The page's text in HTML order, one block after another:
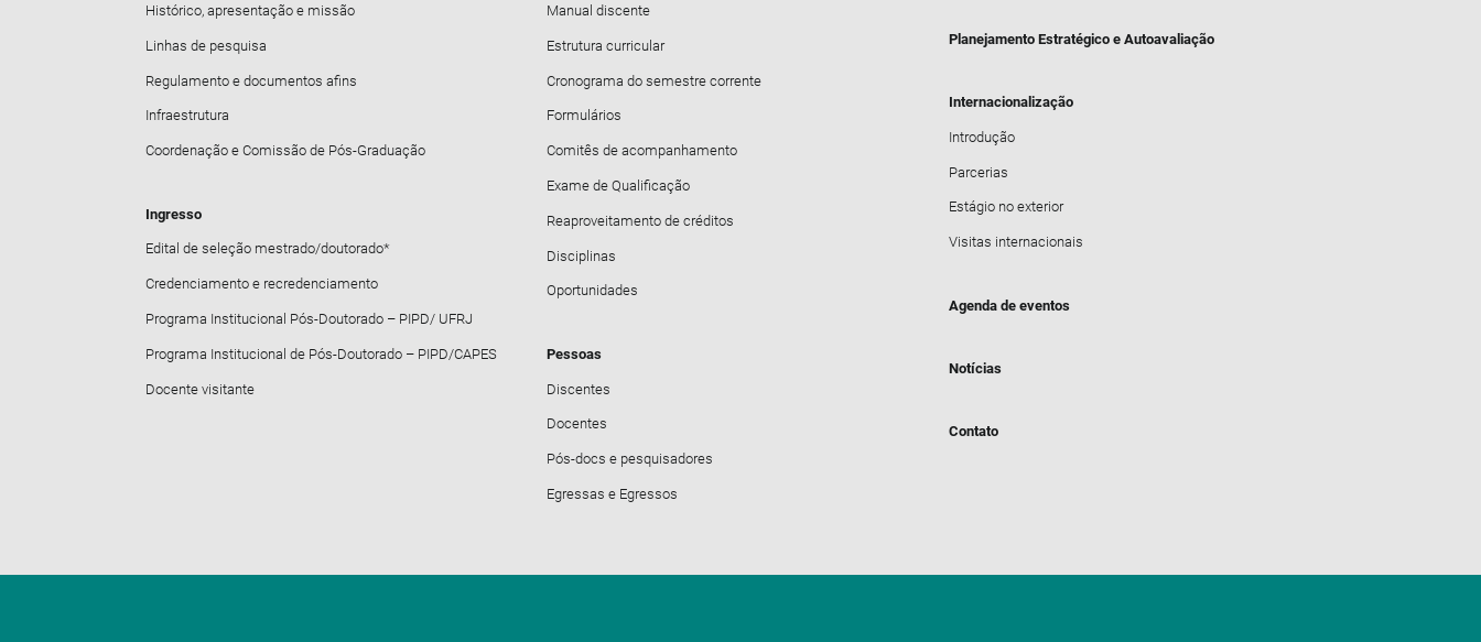
Histórico, apresentação e missão
Linhas de pesquisa
Regulamento e documentos afins
Infraestrutura
Coordenação e Comissão de Pós-Graduação
Ingresso
Edital de seleção mestrado/doutorado*
Credenciamento e recredenciamento
Programa Institucional Pós-Doutorado – PIPD/ UFRJ
Programa Institucional de Pós-Doutorado – PIPD/CAPES
Docente visitante
Manual discente
Estrutura curricular
Cronograma do semestre corrente
Formulários
Comitês de acompanhamento
Exame de Qualificação
Reaproveitamento de créditos
Disciplinas
Oportunidades
Pessoas
Discentes
Docentes
Pós-docs e pesquisadores
Egressas e Egressos
Planejamento Estratégico e Autoavaliação
Internacionalização
Introdução
Parcerias
Estágio no exterior
Visitas internacionais
Agenda de eventos
Notícias
Contato